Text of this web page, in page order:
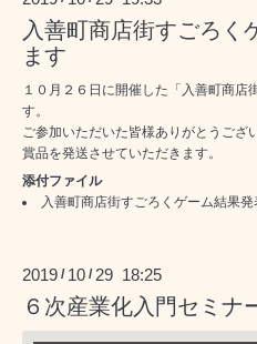
入善町商店街すごろく
ます
１０月２６日に開催した「入善町商店
す。
ご参加いただいた皆様ありがとうござ
賞品を発送させていただきます。
添付ファイル
入善町商店街すごろくゲーム結果発
2019 / 10 / 29 18:25
６次産業化入門セミナ